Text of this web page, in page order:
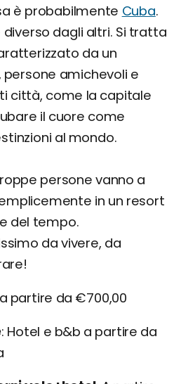
è probabilmente Cuba.
diverso dagli altri. Si tratta
da un
amichevoli e
città, come la capitale
il cuore come
al mondo.
persone vanno a
in un resort
del tempo.
da vivere, da
a partire da €700,00
Hotel e b&b a partire da